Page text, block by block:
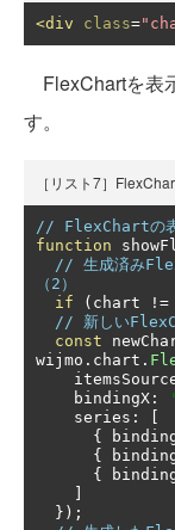
<div class=
FlexChartを表
す。
［リスト7］
// FlexChartの
function
// 生成済み
（2）
if
( chart !=
// 新しい
const
wijmo . chart .
    bindingX
:
    series
:
{
{
{
});